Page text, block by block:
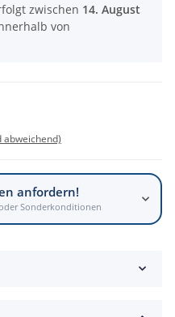
zwischen 14. August
von
abweichend)
anfordern!
Sonderkonditionen